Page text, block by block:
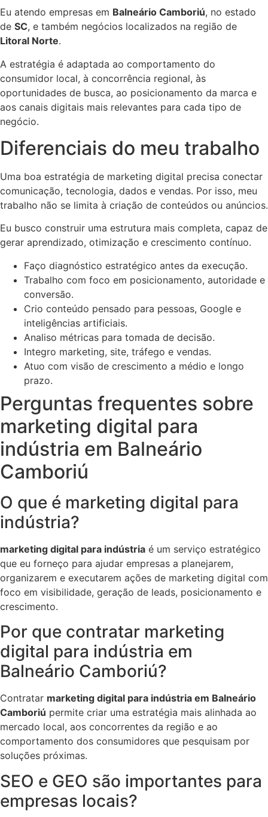
Eu atendo empresas em Balneário Camboriú, no estado
de SC, e também negócios localizados na região de
Litoral Norte.
A estratégia é adaptada ao comportamento do
consumidor local, à concorrência regional, às
oportunidades de busca, ao posicionamento da marca e
aos canais digitais mais relevantes para cada tipo de
negócio.
Diferenciais do meu trabalho
Uma boa estratégia de marketing digital precisa conectar
comunicação, tecnologia, dados e vendas. Por isso, meu
trabalho não se limita à criação de conteúdos ou anúncios.
Eu busco construir uma estrutura mais completa, capaz de
gerar aprendizado, otimização e crescimento contínuo.
Faço diagnóstico estratégico antes da execução.
Trabalho com foco em posicionamento, autoridade e
conversão.
Crio conteúdo pensado para pessoas, Google e
inteligências artificiais.
Analiso métricas para tomada de decisão.
Integro marketing, site, tráfego e vendas.
Atuo com visão de crescimento a médio e longo
prazo.
Perguntas frequentes sobre
marketing digital para
indústria em Balneário
Camboriú
O que é marketing digital para
indústria?
marketing digital para indústria é um serviço estratégico
que eu forneço para ajudar empresas a planejarem,
organizarem e executarem ações de marketing digital com
foco em visibilidade, geração de leads, posicionamento e
crescimento.
Por que contratar marketing
digital para indústria em
Balneário Camboriú?
Contratar marketing digital para indústria em Balneário
Camboriú permite criar uma estratégia mais alinhada ao
mercado local, aos concorrentes da região e ao
comportamento dos consumidores que pesquisam por
soluções próximas.
SEO e GEO são importantes para
empresas locais?